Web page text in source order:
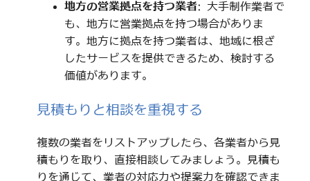
地方の営業拠点を持つ業者: 大手制作業者で
も、地方に営業拠点を持つ場合がありま
す。地方に拠点を持つ業者は、地域に根ざ
したサービスを提供できるため、検討する
価値があります。
見積もりと相談を重視する
複数の業者をリストアップしたら、各業者から見
積もりを取り、直接相談してみましょう。見積も
りを通じて、業者の対応力や提案力を確認できま